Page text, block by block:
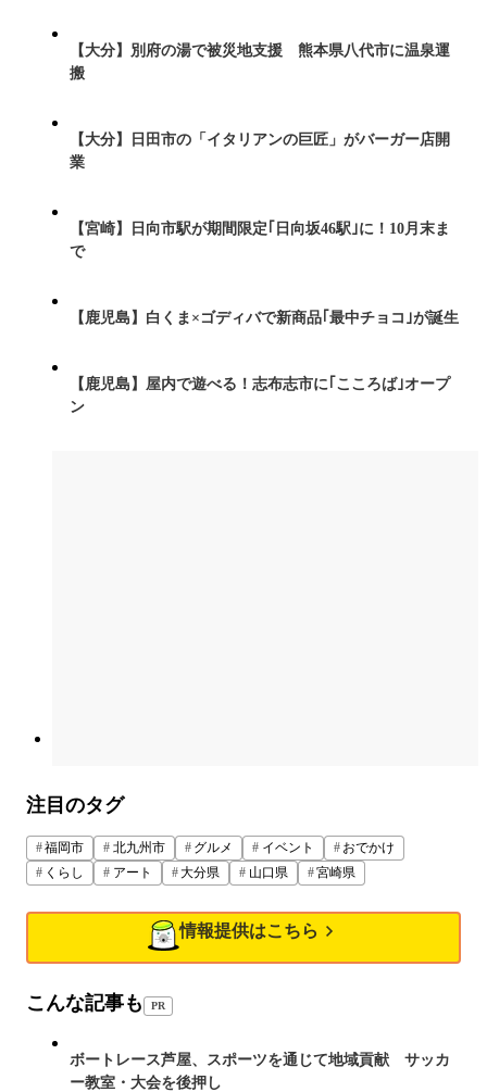
【大分】別府の湯で被災地支援 熊本県八代市に温泉運
搬
【大分】日田市の「イタリアンの巨匠」がバーガー店開
業
【宮崎】日向市駅が期間限定｢日向坂46駅｣に！10月末ま
で
【鹿児島】白くま×ゴディバで新商品｢最中チョコ｣が誕生
【鹿児島】屋内で遊べる！志布志市に｢こころば｣オープ
ン
注目のタグ
福岡市 北九州市 グルメ イベント
おでかけ
くらし
アート 大分県 山口県 宮崎県
情報提供はこちら
こんな記事も PR
ボートレース芦屋、スポーツを通じて地域貢献 サッカ
ー教室・大会を後押し